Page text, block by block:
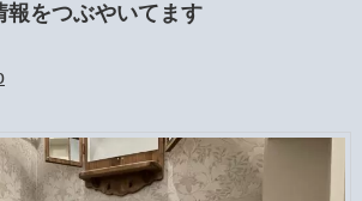
報をつぶやいてます